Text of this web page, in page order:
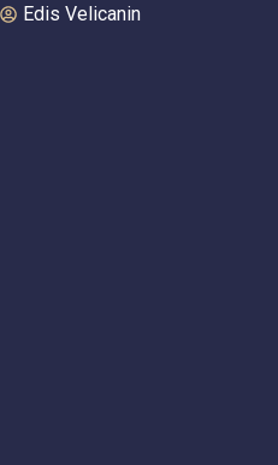
Edis Velicanin